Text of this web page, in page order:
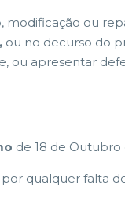
ou
ou no decurso do
ou apresentar
de 18 de Outubro
qualquer falta